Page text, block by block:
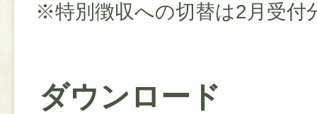
※特別徴収への切替は2月受付
ダウンロード